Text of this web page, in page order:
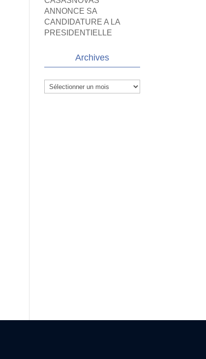
ANNONCE SA
CANDIDATURE A LA
PRESIDENTIELLE
Archives
Archives